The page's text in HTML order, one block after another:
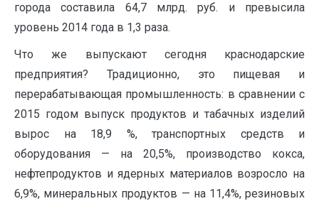
города составила 64,7 млрд. руб. и превысила
уровень 2014 года в 1,3 раза.
Что же выпускают сегодня краснодарские
предприятия? Традиционно, это пищевая и
перерабатывающая промышленность: в сравнении с
2015 годом выпуск продуктов и табачных изделий
вырос на 18,9 %, транспортных средств и
оборудования — на 20,5%, производство кокса,
нефтепродуктов и ядерных материалов возросло на
6,9%, минеральных продуктов — на 11,4%, резиновых